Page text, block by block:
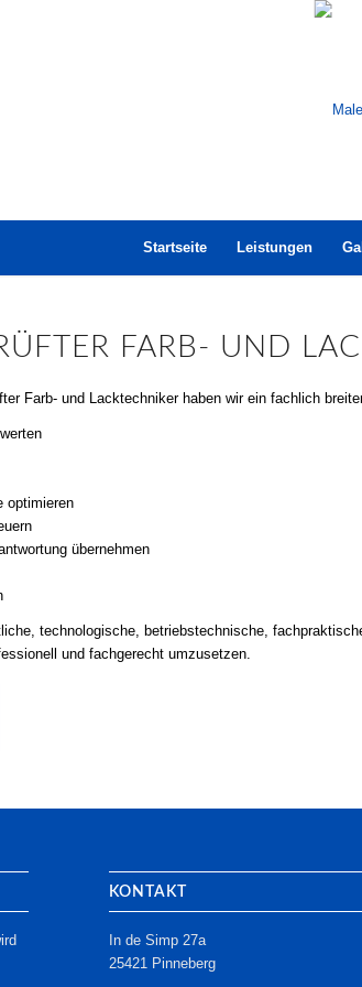
Startseite Leistungen
FARB- UND
Farb- und Lacktechniker haben wir ein fachlich
optimieren
übernehmen
technologische, betriebstechnische,
und fachgerecht umzusetzen.
KONTAKT
In de Simp 27a
25421 Pinneberg